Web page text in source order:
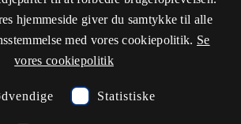
hjemmeside giver du samtykke til alle
med vores cookiepolitik. Se
vores cookiepolitik
Statistiske